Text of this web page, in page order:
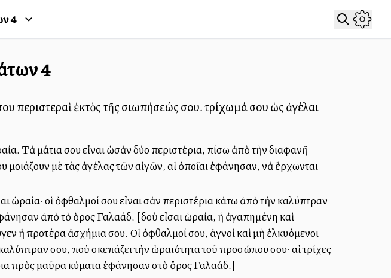
4
4
περιστεραὶ ἐκτὸς τῆς σιωπήσεώς σου. τρίχωμά σου ὡς ἀγέλαι
Τὰ μάτια σου εἶναι ὡσὰν δύο περιστέρια, πίσω ἀπὸ τὴν διαφανῆ
μὲ τὰς ἀγέλας τῶν αἰγῶν, αἱ ὀποῖαι ἐφάνησαν, νὰ ἔρχωνται
ὡραία· οἱ ὀφθαλμοί σου εἶναι σὰν περιστέρια κάτω ἀπὸ τὴν καλύπτραν
ἀπὸ τὸ ὄρος Γαλαάδ. [Ἰδοὺ εἶσαι ὡραία, ἡ ἀγαπημένη καὶ
ἡ προτέρα ἀσχήμια σου. Οἱ ὀφθαλμοί σου, ἁγνοὶ καὶ μὴ ἑλκυόμενοι
σου, ποὺ σκεπάζει τὴν ὡραιότητα τοῦ προσώπου σου· αἱ τρίχες
πρὸς μαῦρα κύματα ἐφάνησαν στὸ ὄρος Γαλαάδ.]